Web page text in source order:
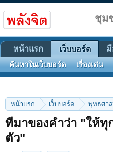
หน้าแรก เว็บบอร์ด พุทธศา
ที่มาของคำว่า "ให้
ตัว"
ชุม
หน้าแรก เว็บบอร์ด
ค้นหาในเว็บบอร์ด เรื่องเด่น